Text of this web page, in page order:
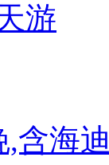
游
,含海